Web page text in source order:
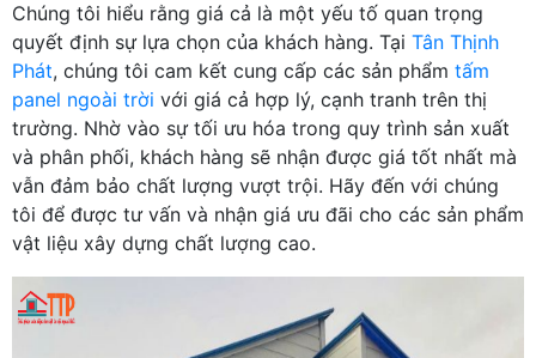
Chúng tôi hiểu rằng giá cả là một yếu tố quan trọng
quyết định sự lựa chọn của khách hàng. Tại Tân Thịnh
Phát, chúng tôi cam kết cung cấp các sản phẩm tấm
panel ngoài trời với giá cả hợp lý, cạnh tranh trên thị
trường. Nhờ vào sự tối ưu hóa trong quy trình sản xuất
và phân phối, khách hàng sẽ nhận được giá tốt nhất mà
vẫn đảm bảo chất lượng vượt trội. Hãy đến với chúng
tôi để được tư vấn và nhận giá ưu đãi cho các sản phẩm
vật liệu xây dựng chất lượng cao.